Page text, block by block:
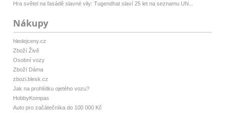
Hra světel na fasádě slavné vily: Tugendhat slaví 25 let na seznamu UN...
Nákupy
hledejceny.cz
Zboží Živě
Osobní vozy
Zboží Dáma
zbozi.blesk.cz
Jak na prohlídku ojetého vozu?
HobbyKompas
Auto pro začátečníka do 100 000 Kč